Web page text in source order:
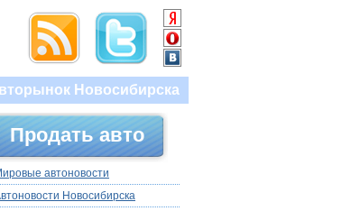
Новосибирска
Продать авто
автоновости
Новосибирска